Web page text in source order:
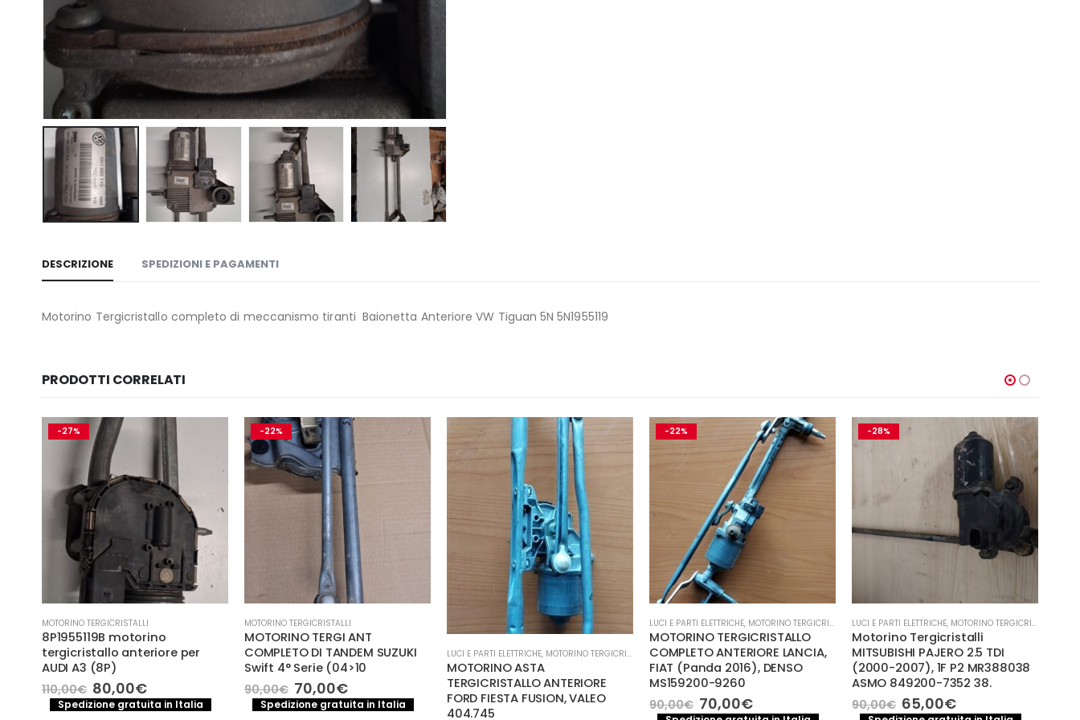
DESCRIZIONE SPEDIZIONI E PAGAMENTI
Motorino Tergicristallo completo di meccanismo tiranti Baionetta Anteriore VW Tiguan 5N 5N1955119
PRODOTTI CORRELATI
-27%
MOTORINO TERGICRISTALLI
8P1955119B motorino
tergicristallo anteriore per
AUDI A3 (8P)
110,00€ Il
prezzo
80,00€Il
prezzo
Spedizione gratuita in Italia
-22%
MOTORINO TERGICRISTALLI
MOTORINO TERGI ANT
COMPLETO DI TANDEM SUZUKI
Swift 4° Serie (04>10
90,00€ Il
prezzo
70,00€Il
prezzo
Spedizione gratuita in Italia
LUCI E PARTI ELETTRICHE, MOTORINO TERGICRISTALLI
MOTORINO ASTA
TERGICRISTALLO ANTERIORE
FORD FIESTA FUSION, VALEO
404.745
-22%
LUCI E PARTI ELETTRICHE, MOTORINO TERGICRISTALLI
MOTORINO TERGICRISTALLO
COMPLETO ANTERIORE LANCIA,
FIAT (Panda 2016), DENSO
MS159200-9260
90,00€ Il
70,00€Il
-28%
LUCI E PARTI ELETTRICHE, MOTORINO TERGICRISTALLI
Motorino Tergicristalli
MITSUBISHI PAJERO 2.5 TDI
(2000-2007), 1F P2 MR388038
ASMO 849200-7352 38.
90,00€ Il
65,00€Il